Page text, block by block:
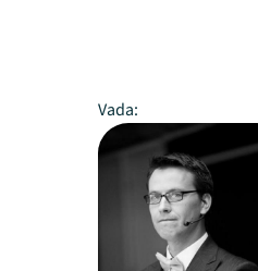
Vada: